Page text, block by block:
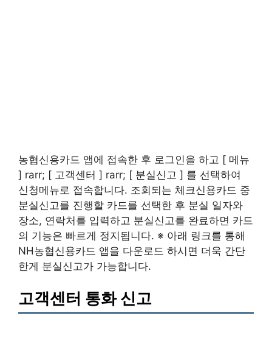
농협신용카드 앱에 접속한 후 로그인을 하고 [ 메뉴
] rarr; [ 고객센터 ] rarr; [ 분실신고 ] 를 선택하여
신청메뉴로 접속합니다. 조회되는 체크신용카드 중
분실신고를 진행할 카드를 선택한 후 분실 일자와
장소, 연락처를 입력하고 분실신고를 완료하면 카드
의 기능은 빠르게 정지됩니다. ※ 아래 링크를 통해
NH농협신용카드 앱을 다운로드 하시면 더욱 간단
한게 분실신고가 가능합니다.
고객센터 통화 신고